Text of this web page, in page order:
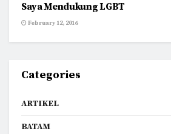
Saya Mendukung LGBT
February 12, 2016
Categories
ARTIKEL
BATAM